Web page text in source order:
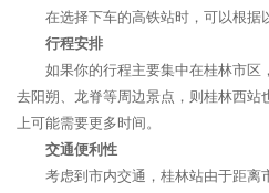
在选择下车的高铁站时，可以根据
行程安排
如果你的行程主要集中在桂林市区
去阳朔、龙脊等周边景点，则桂林西站
上可能需要更多时间。
交通便利性
考虑到市内交通，桂林站由于距离